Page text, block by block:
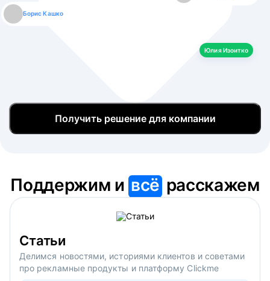
Борис Кашко
Юлия Изоитко
Юлия Изоитко
Александр Кулагин
Даниил Макаров
Екатерина Лазаренко
Получить решение для компании
Поддержим ивсё расскажем
Статьи
Делимся новостями, историями клиентов и советами
про рекламные продукты и платформу Clickme